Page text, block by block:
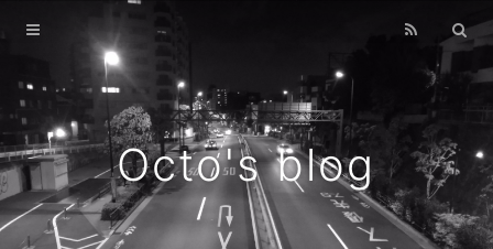
Octo's blog
Home
Archives